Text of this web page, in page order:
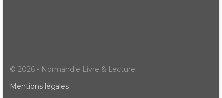
© 2026 - Normandie Livre & Lecture
Mentions légales